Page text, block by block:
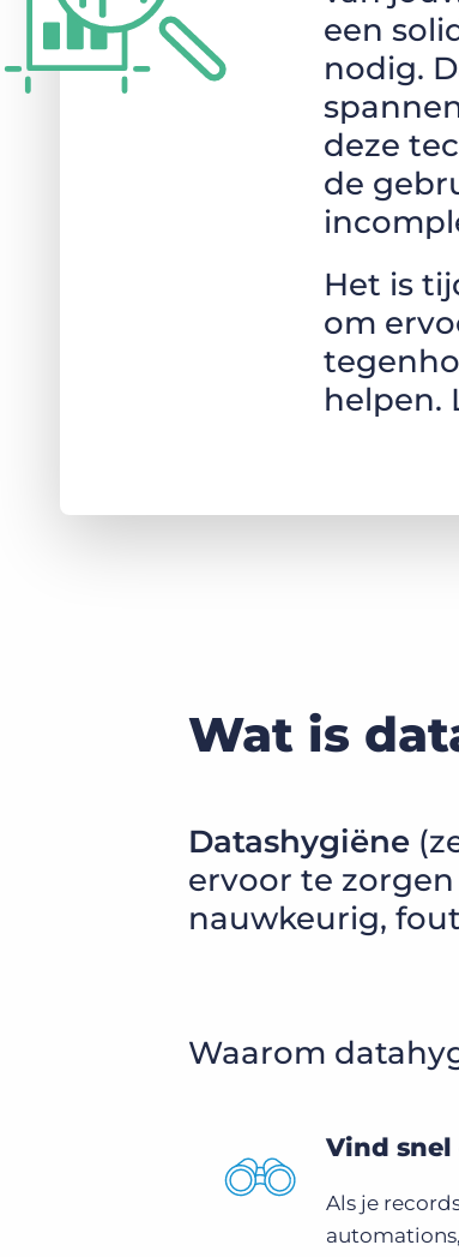
een
nodig.
deze
de
Het is
om
helpen.
Wat is
Datashygiëne
ervoor te
nauwkeurig,
Waarom
Vind
Als je